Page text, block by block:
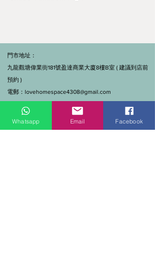
門市地址：
九龍觀塘偉業街181號盈達商業大廈8樓B室 ( 建議到店前
預約 )
電郵： lovehomespace4308@gmail.com
WhatsApp：9144 7280（建材部）
門市營業時間：早上11點到7點(星期一門市休息)
Whatsapp Email Facebook